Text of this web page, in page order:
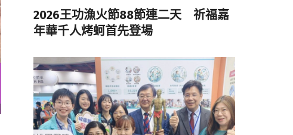
2026王功漁火節88節連二天 祈福嘉
年華千人烤蚵首先登場